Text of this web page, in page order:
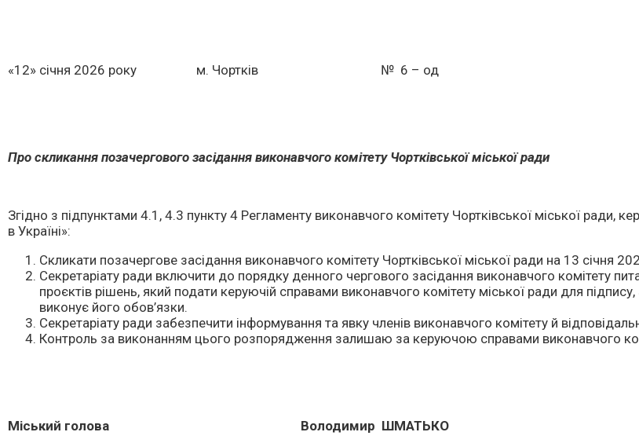
«12» січня 2026 року м. Чортків № 6 – од
Про скликання позачергового засідання виконавчого комітету Чортківської міської ради
Згідно з підпунктами 4.1, 4.3 пункту 4 Регламенту виконавчого комітету Чортківської міської
в Україні»:
Скликати позачергове засідання виконавчого комітету Чортківської міської ради на 13 січня
Секретаріату ради включити до порядку денного чергового засідання виконавчого комітету
проєктів рішень, який подати керуючій справами виконавчого комітету міської ради для
виконує його обов’язки.
Секретаріату ради забезпечити інформування та явку членів виконавчого комітету й
Контроль за виконанням цього розпорядження залишаю за керуючою справами виконавчого
Міський голова Володимир ШМАТЬКО